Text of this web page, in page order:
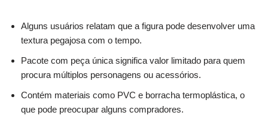
Alguns usuários relatam que a figura pode desenvolver uma
textura pegajosa com o tempo.
Pacote com peça única significa valor limitado para quem
procura múltiplos personagens ou acessórios.
Contém materiais como PVC e borracha termoplástica, o
que pode preocupar alguns compradores.